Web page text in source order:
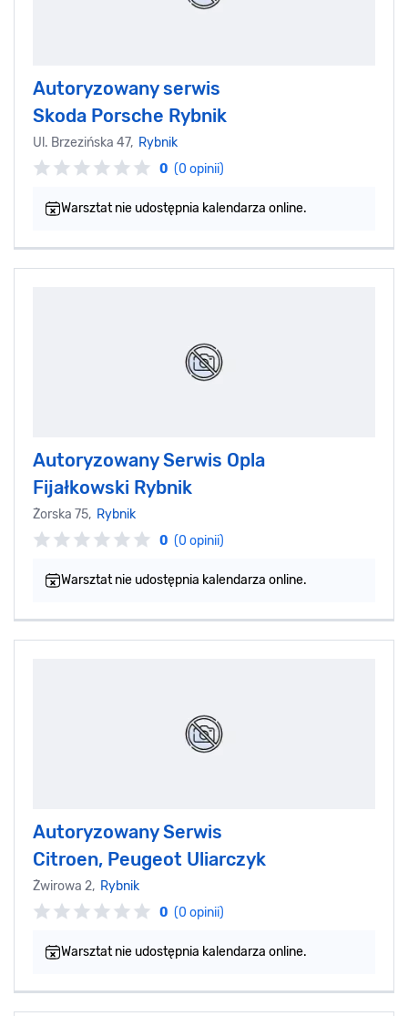
Autoryzowany serwis
Skoda Porsche Rybnik
Ul. Brzezińska 47, Rybnik
0 (0 opinii)
Warsztat nie udostępnia kalendarza online.
Autoryzowany Serwis Opla
Fijałkowski Rybnik
Żorska 75, Rybnik
0 (0 opinii)
Warsztat nie udostępnia kalendarza online.
Autoryzowany Serwis
Citroen, Peugeot Uliarczyk
Żwirowa 2, Rybnik
0 (0 opinii)
Warsztat nie udostępnia kalendarza online.